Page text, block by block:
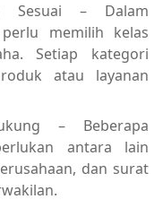
Sesuai – Dalam
memilih kelas
Setiap kategori
atau layanan
– Beberapa
antara lain
dan surat